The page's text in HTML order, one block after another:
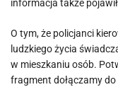
informacja także
O tym, że policjanci
ludzkiego życia
w mieszkaniu osób.
fragment dołączamy